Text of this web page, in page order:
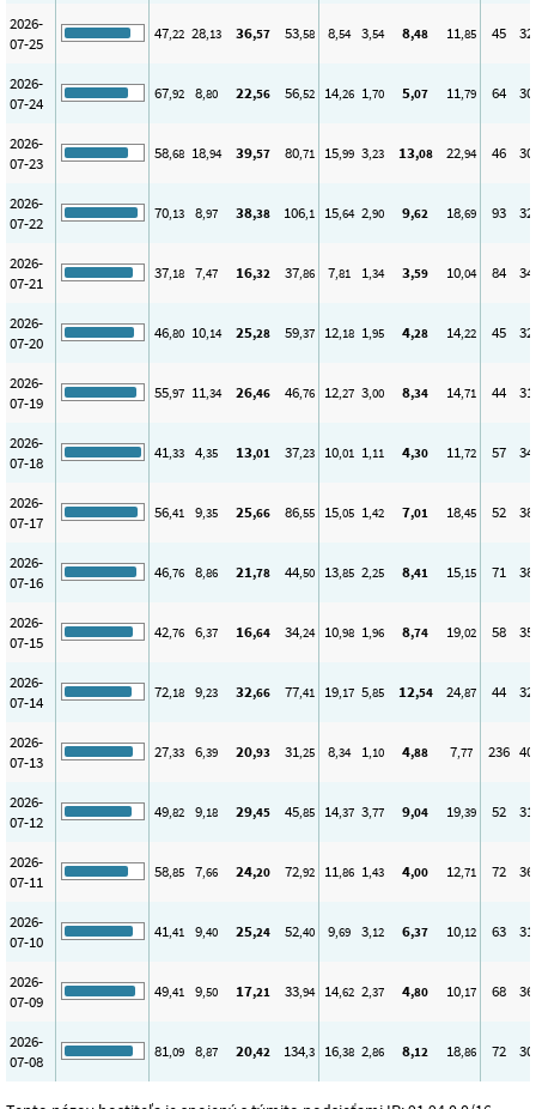
2026-
07-25
47,22 28,13 36,57 53,58 8,54 3,54 8,48 11,85 45 32
2026-
07-24
67,92 8,80 22,56 56,52 14,26 1,70 5,07 11,79 64 30
2026-
07-23
58,68 18,94 39,57 80,71 15,99 3,23 13,08 22,94 46 30
2026-
07-22
70,13 8,97 38,38 106,1 15,64 2,90 9,62 18,69 93 32
2026-
07-21
37,18 7,47 16,32 37,86 7,81 1,34 3,59 10,04 84 34
2026-
07-20
46,80 10,14 25,28 59,37 12,18 1,95 4,28 14,22 45 32
2026-
07-19
55,97 11,34 26,46 46,76 12,27 3,00 8,34 14,71 44 31
2026-
07-18
41,33 4,35 13,01 37,23 10,01 1,11 4,30 11,72 57 34
2026-
07-17
56,41 9,35 25,66 86,55 15,05 1,42 7,01 18,45 52 38
2026-
07-16
46,76 8,86 21,78 44,50 13,85 2,25 8,41 15,15 71 38
2026-
07-15
42,76 6,37 16,64 34,24 10,98 1,96 8,74 19,02 58 35
2026-
07-14
72,18 9,23 32,66 77,41 19,17 5,85 12,54 24,87 44 32
2026-
07-13
27,33 6,39 20,93 31,25 8,34 1,10 4,88 7,77 236 40
2026-
07-12
49,82 9,18 29,45 45,85 14,37 3,77 9,04 19,39 52 31
2026-
07-11
58,85 7,66 24,20 72,92 11,86 1,43 4,00 12,71 72 36
2026-
07-10
41,41 9,40 25,24 52,40 9,69 3,12 6,37 10,12 63 31
2026-
07-09
49,41 9,50 17,21 33,94 14,62 2,37 4,80 10,17 68 36
2026-
07-08
81,09 8,87 20,42 134,3 16,38 2,86 8,12 18,86 72 30